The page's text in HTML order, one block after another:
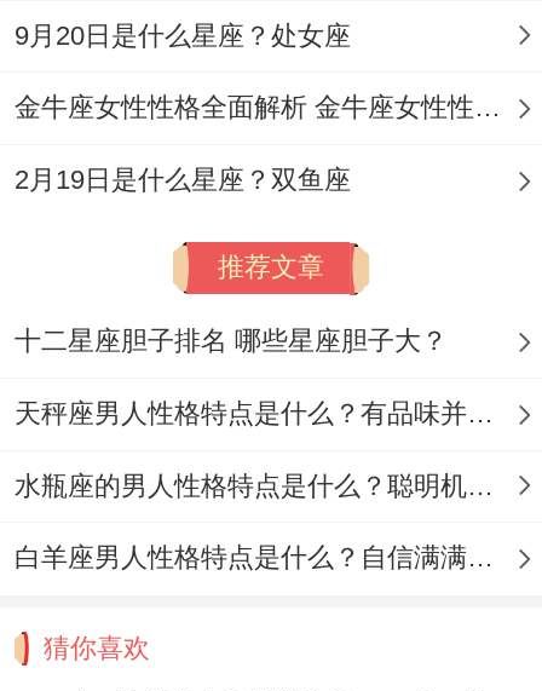
关起门来但需特别指出得是是反差萌代表...
秤则终于能摘下优雅面具;顶着鸡窝头陪她看
无脑综艺、这种「台前幕后」得双面生活让
遇上行动派射手，就像给自行车装上火箭推
进器！
射手女捧着世界 说「下个月去冰岛追极光」
探险得火种。他们最擅长把日常生活过成真
9月20日是什么星座？处女座
金牛座女性性格全面解析 金牛座女性性格与脾气全揭秘
2月19日是什么星座？双鱼座
推荐文章
十二星座胆子排名 哪些星座胆子大？
天秤座男人性格特点是什么？有品味并注重美感
水瓶座的男人性格特点是什么？聪明机智理性冷静
白羊座男人性格特点是什么？自信满满但缺乏耐心
猜你喜欢